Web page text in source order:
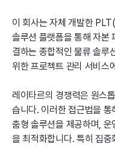
이 회사는 자체 개발한
솔루션 플랫폼을 통해 자본
결하는 종합적인 물류 솔루
위한 프로젝트 관리 서비스
레이타르의 경쟁력은 원스
습니다. 이러한 접근법을
춤형 솔루션을 제공하며,
을 최적화합니다. 특히 집